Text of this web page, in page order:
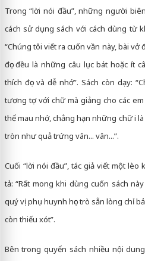
Trong “lời nói đầu”, những người
cách sử dụng sách với cách dùng từ
“Chúng tôi viết ra cuốn vần này, bài vở
đọc đều là những câu lục bát hoặc ít
thích đọc và dễ nhớ”. Sách còn dạy:
tương tợ với chữ mà giảng cho các
thể mau nhớ, chẳng hạn những chữ i
tròn như quả trứng vân... vân...”.
Cuối “lời nói đầu”, tác giả viết một
tả: “Rất mong khi dùng cuốn sách
quý vị phụ huynh học trò sẵn lòng chỉ
còn thiếu xót”.
Bên trong quyển sách nhiều nội